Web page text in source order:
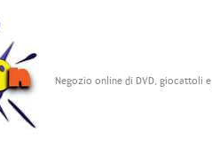
Negozio online di DVD, giocattoli